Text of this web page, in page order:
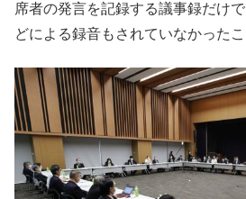
席者の発言を記録する議事録だけ
どによる録音もされていなかったこ